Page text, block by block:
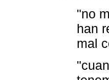
"no
han
mal